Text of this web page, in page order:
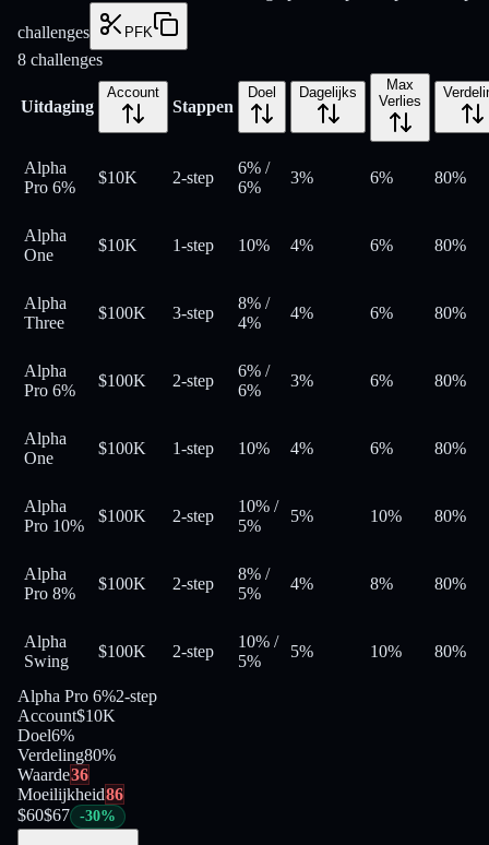
challenges PFK
8 challenges
Uitdaging
Account
Stappen
Doel Dagelijks
Max
Verlies
Alpha
Pro 6%
$10K 2-step
6% /
6%
3% 6% 80%
Alpha
One
$10K 1-step 10% 4% 6% 80%
Alpha
Three
$100K 3-step
8% /
4%
4% 6% 80%
Alpha
Pro 6%
$100K 2-step
6% /
6%
3% 6% 80%
Alpha
One
$100K 1-step 10% 4% 6% 80%
Alpha
Pro 10%
$100K 2-step
10% /
5%
5% 10% 80%
Alpha
Pro 8%
$100K 2-step
8% /
5%
4% 8% 80%
Alpha
Swing
$100K 2-step
10% /
5%
5% 10% 80%
Alpha Pro 6%2-step
Account$10K
Doel6%
Verdeling80%
Waarde36
Moeilijkheid86
$60$67 -30%